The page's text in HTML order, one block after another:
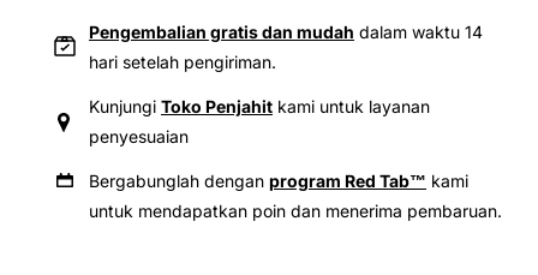
Pengembalian gratis dan mudah dalam waktu 14
hari setelah pengiriman.
Kunjungi Toko Penjahit kami untuk layanan
penyesuaian
Bergabunglah dengan program Red Tab™ kami
untuk mendapatkan poin dan menerima pembaruan.